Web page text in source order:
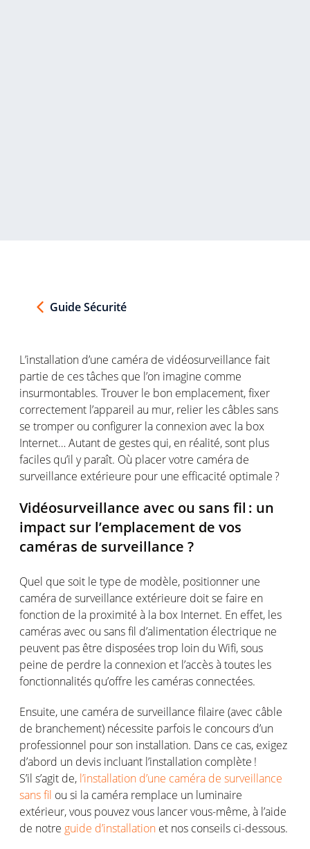
Guide Sécurité
L’installation d’une caméra de vidéosurveillance fait
partie de cestâches que l’on imagine comme
insurmontables. Trouver le bon emplacement, fixer
correctement l’appareil au mur, relier les câblessans
se tromper ou configurer la connexionavec la box
Internet…Autant de gestes qui, en réalité,sont plus
faciles qu’il yparaît. Où placervotre caméra de
surveillance extérieure pour une efficacité optimale?
Vidéosurveillance avec ou sans fil : un
impact sur l’emplacement de vos
caméras de surveillance ?
Quel que soit le type de modèle, positionner une
caméra de surveillance extérieure doit se faire en
fonction de la proximité à la box Internet. En effet, les
camérasavec ou sans fil d’alimentation électrique ne
peuvent pas être disposéestrop loin du Wifi, sous
peine de perdre la connexion et l’accèsàtoutes les
fonctionnalités qu’offre les caméras connectées.
Ensuite, une caméra de surveillance filaire (avec câble
de branchement) nécessite parfois le concours d’un
professionnel pour son installation. Dans ce cas, exigez
d’abord un devis incluant l’installation complète !
S’il s’agit de, l’installation d’une caméra de surveillance
sans fil ou si la caméra remplace un luminaire
extérieur,vous pouvezvous lancervous-même, à l’aide
de notre guide d’installation et nos conseils ci-dessous.